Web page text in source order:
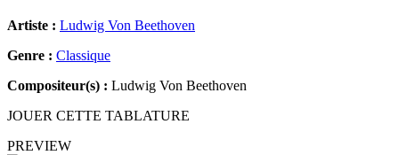
Artiste : Ludwig Von Beethoven
Genre : Classique
Compositeur(s) : Ludwig Von Beethoven
JOUER CETTE TABLATURE
PREVIEW